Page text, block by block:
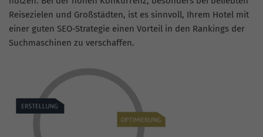
Reisezielen und Großstädten, ist es sinnvoll, Ihrem Hotel mit
einer guten SEO-Strategie einen Vorteil in den Rankings der
Suchmaschinen zu verschaffen.